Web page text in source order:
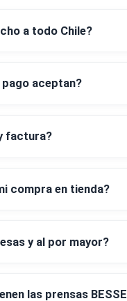
a todo Chile?
pago aceptan?
factura?
compra en tienda?
y al por mayor?
las prensas